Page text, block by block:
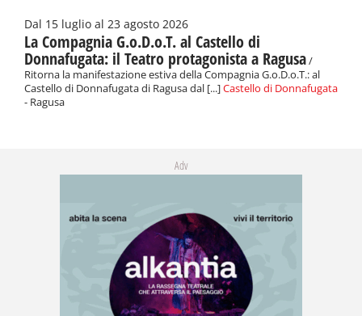
Dal 15 luglio al 23 agosto 2026
La Compagnia G.o.D.o.T. al Castello di
Donnafugata: il Teatro protagonista a Ragusa/
Ritorna la manifestazione estiva della Compagnia G.o.D.o.T.: al
Castello di Donnafugata di Ragusa dal [...]Castello di Donnafugata
- Ragusa
Adv